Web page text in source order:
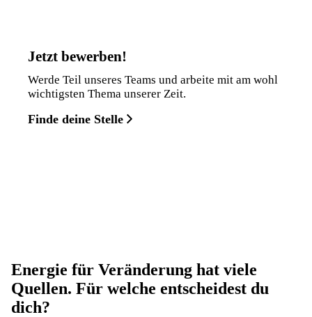
Jetzt bewerben!
Werde Teil unseres Teams und arbeite mit am wohl
wichtigsten Thema unserer Zeit.
Finde deine Stelle
Energie für Veränderung hat viele
Quellen. Für welche entscheidest du
dich?